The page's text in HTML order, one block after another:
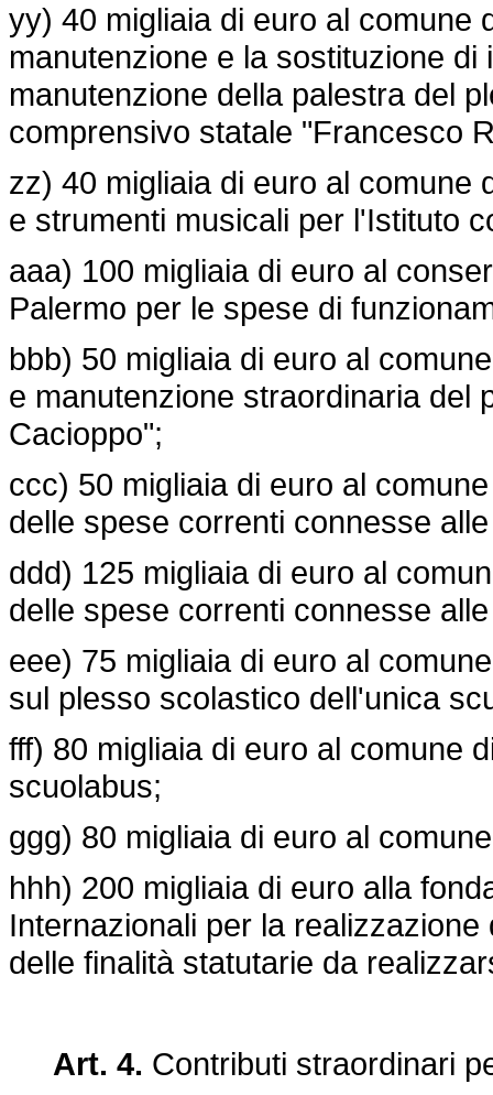
yy) 40 migliaia di euro al comune
manutenzione e la sostituzione
manutenzione della palestra del
comprensivo statale "Francesco
zz) 40 migliaia di euro al comune
e strumenti musicali per l'Istituto
aaa) 100 migliaia di euro al
Palermo per le spese di
bbb) 50 migliaia di euro al
e manutenzione straordinaria del
Cacioppo";
ccc) 50 migliaia di euro al
delle spese correnti connesse
ddd) 125 migliaia di euro al
delle spese correnti connesse
eee) 75 migliaia di euro al
sul plesso scolastico dell'unica
fff) 80 migliaia di euro al comune
scuolabus;
ggg) 80 migliaia di euro al
hhh) 200 migliaia di euro alla
Internazionali per la
delle finalità statutarie da
Art. 4. Contributi straordinari